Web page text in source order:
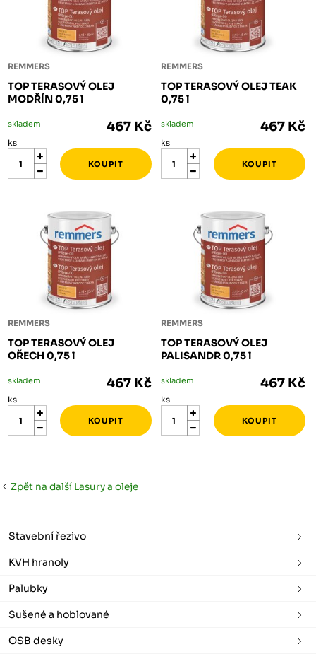
REMMERS
TOP TERASOVÝ OLEJ
MODŘÍN 0,75 l
skladem 467 Kč
ks
REMMERS
TOP TERASOVÝ OLEJ TEAK
0,75 l
skladem 467 Kč
ks
REMMERS
TOP TERASOVÝ OLEJ
OŘECH 0,75 l
skladem 467 Kč
ks
REMMERS
TOP TERASOVÝ OLEJ
PALISANDR 0,75 l
skladem 467 Kč
ks
Zpět na další Lasury a oleje
Stavební řezivo
KVH hranoly
Palubky
Sušené a hoblované
OSB desky